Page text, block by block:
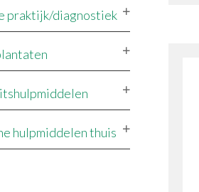
praktijk/diagnostiek
hulpmiddelen thuis